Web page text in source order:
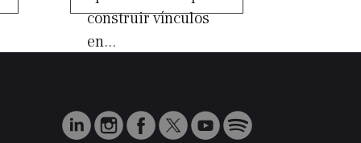
construir vínculos
en...